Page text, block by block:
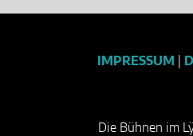
IMPRESSUM
Die Bühnen im